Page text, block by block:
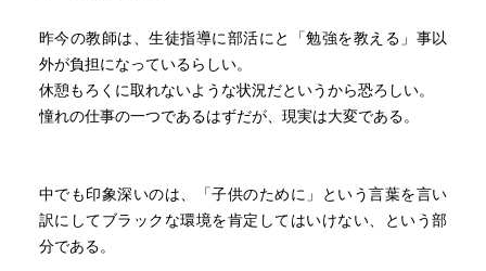
昨今の教師は、生徒指導に部活にと「勉強を教える」事以
外が負担になっているらしい。
休憩もろくに取れないような状況だというから恐ろしい。
憧れの仕事の一つであるはずだが、現実は大変である。
中でも印象深いのは、「子供のために」という言葉を言い
訳にしてブラックな環境を肯定してはいけない、という部
分である。